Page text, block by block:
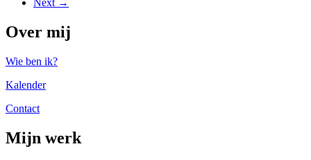
Next →
Over mij
Wie ben ik?
Kalender
Contact
Mijn werk